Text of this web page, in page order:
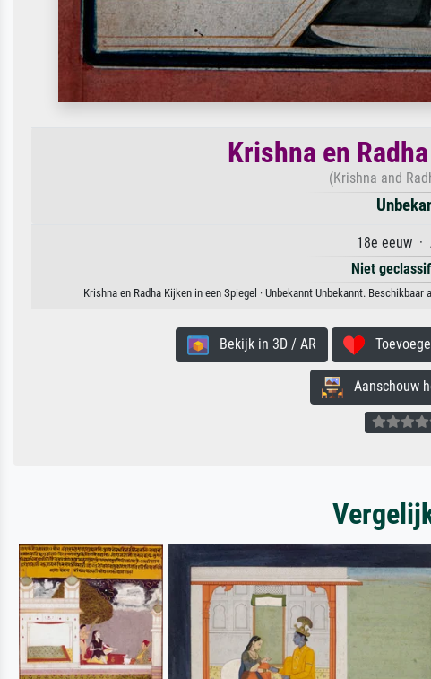
Krishna en
(Krishna and
18e eeuw ·
Niet
Krishna en Radha Kijken in een Spiegel · Unbekannt Unbekannt.
Bekijk in 3D / AR
Aanschouw